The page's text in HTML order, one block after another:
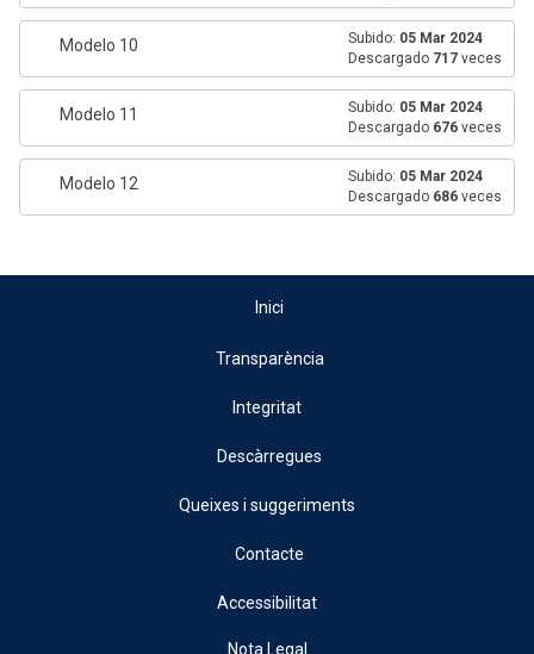
Modelo 10 Subido: 05 Mar 2024
Descargado 717 veces
Modelo 11 Subido: 05 Mar 2024
Descargado 676 veces
Modelo 12 Subido: 05 Mar 2024
Descargado 686 veces
Inici
Transparència
Integritat
Descàrregues
Queixes i suggeriments
Contacte
Accessibilitat
Nota Legal